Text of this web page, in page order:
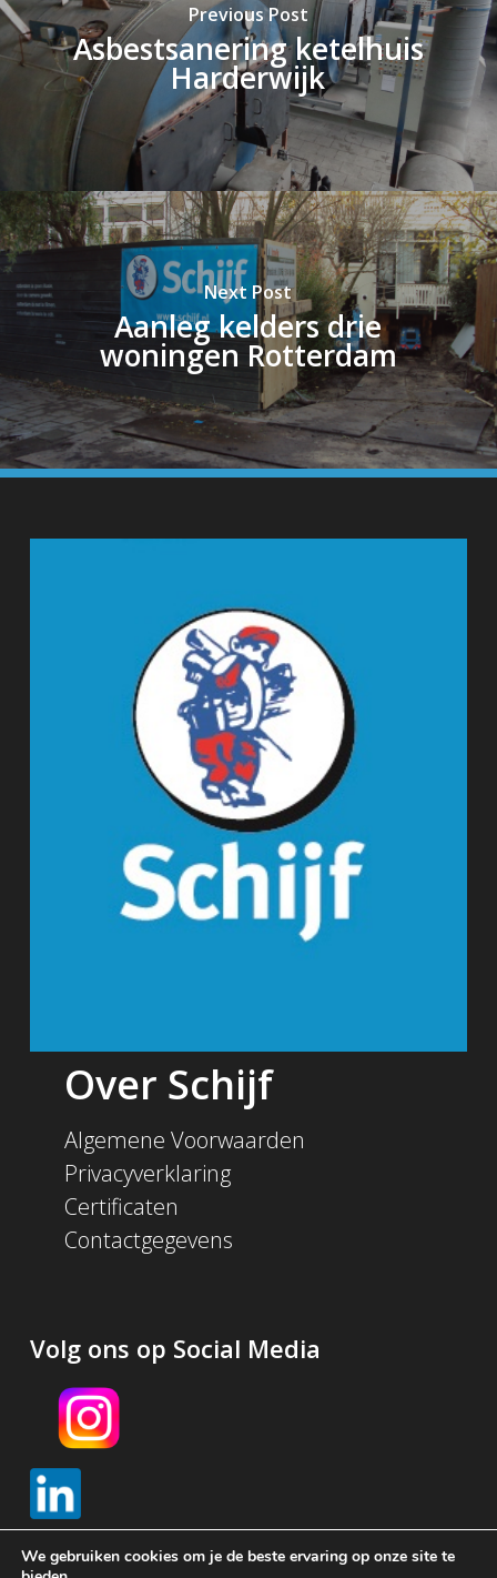
Previous Post
Asbestsanering ketelhuis
Harderwijk
Next Post
Aanleg kelders drie
woningen Rotterdam
Over Schijf
Algemene Voorwaarden
Privacyverklaring
Certificaten
Contactgegevens
Volg ons op Social Media
We gebruiken cookies om je de beste ervaring op onze site te